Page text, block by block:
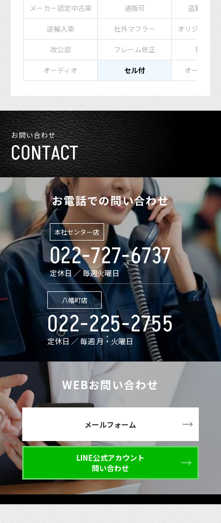
メーカー認定中古車 通販可 盗難防止
逆輸入車 社外マフラー オリジナル
改公認 フレーム修正 現状販
オーディオ セル付 オートマチ
お問い合わせ
CONTACT
お電話での問い合わせ
本社センター店
022-727-6737
定休日 ／ 毎週火曜日
八幡町店
022-225-2755
定休日 ／ 毎週 月・火曜日
WEBお問い合わせ
メールフォーム
LINE公式アカウント
問い合わせ